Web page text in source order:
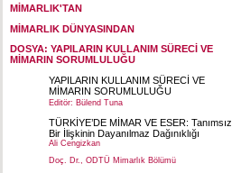
MİMARLIK'TAN
MİMARLIK DÜNYASINDAN
DOSYA: YAPILARIN KULLANIM SÜRECİ VE
MİMARIN SORUMLULUĞU
YAPILARIN KULLANIM SÜRECİ VE
MİMARIN SORUMLULUĞU
Editör: Bülend Tuna
TÜRKİYE’DE MİMAR VE ESER: Tanımsız
Bir İlişkinin Dayanılmaz Dağınıklığı
Ali Cengizkan
Doç. Dr., ODTÜ Mimarlık Bölümü